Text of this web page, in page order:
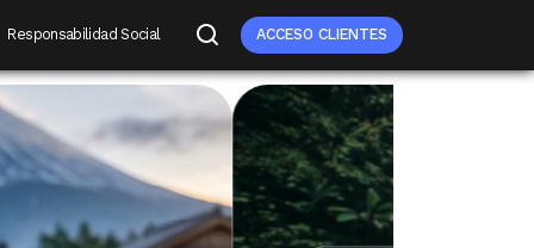
Responsabilidad Social ACCESO CLIENTES